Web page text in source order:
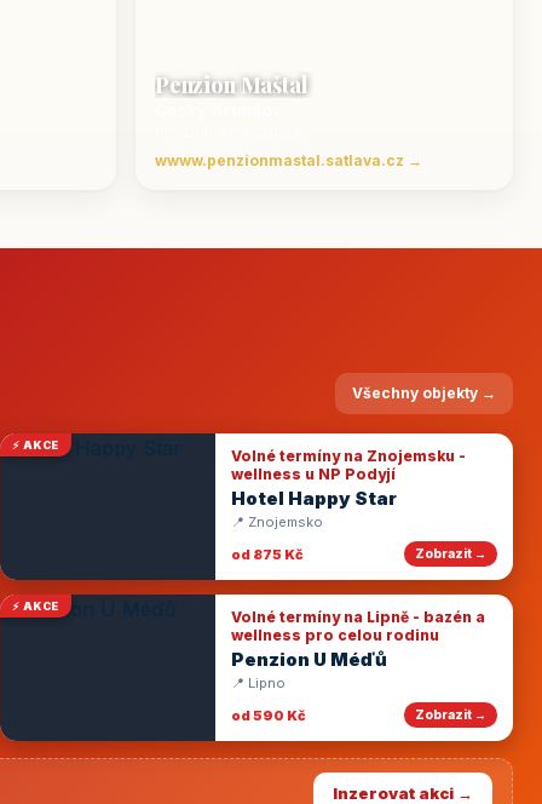
Penzion Maštal
wwww.penzionmastal.satlava.cz →
Všechny objekty →
⚡ AKCE
Volné termíny na Znojemsku -
wellness u NP Podyjí
Hotel Happy Star
📍 Znojemsko
od 875 Kč
Zobrazit →
⚡ AKCE
Volné termíny na Lipně - bazén a
wellness pro celou rodinu
Penzion U Méďů
📍 Lipno
od 590 Kč
Zobrazit →
Inzerovat akci →